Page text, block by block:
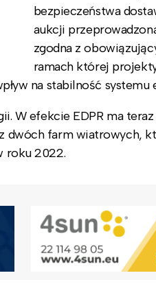
bezpieczeństwa
aukcji
zgodna z
ramach której
na stabilność systemu
W efekcie EDPR ma
dwóch farm wiatrowych,
roku 2022.